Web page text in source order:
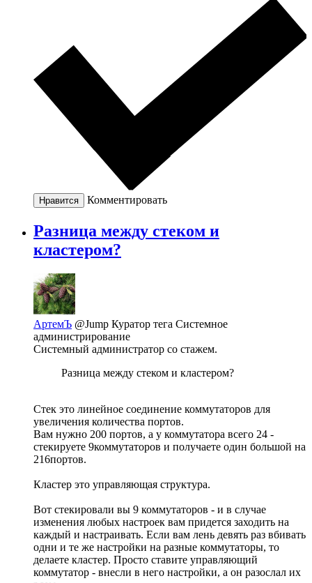
Нравится Комментировать
Разница между стеком и
кластером?
АртемЪ @Jump Куратор тега Системное
администрирование
Системный администратор со стажем.
Разница между стеком и кластером?
Стек это линейное соединение коммутаторов для
увеличения количества портов.
Вам нужно 200 портов, а у коммутатора всего 24 -
стекируете 9коммутаторов и получаете один большой на
216портов.
Кластер это управляющая структура.
Вот стекировали вы 9 коммутаторов - и в случае
изменения любых настроек вам придется заходить на
каждый и настраивать. Если вам лень девять раз вбивать
одни и те же настройки на разные коммутаторы, то
делаете кластер. Просто ставите управляющий
коммутатор - внесли в него настройки, а он разослал их